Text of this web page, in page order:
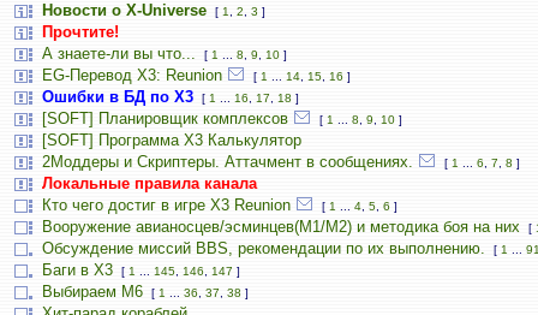
Новости о X-Universe
[ 1 2 3 ]
Прочтите!
А знаете-ли вы что...
[ 1 8 9 10 ]
EG-Перевод X3: Reunion [ 1 14 15 16 ]
Ошибки в БД по Х3 [ 1 16 17 18 ]
[SOFT] Планировщик комплексов [ 1 8 9 10 ]
[SOFT] Программа X3 Калькулятор
2Моддеры и Скриптеры. Аттачмент в сообщениях.
[ 1 6 7 8 ]
Локальные правила канала
Кто чего достиг в игре Х3 Reunion
[ 1 4 5 6 ]
Вооружение авианосцев/эсминцев(М1/М2) и методика боя на них [
Обсуждение миссий BBS, рекомендации по их выполнению. [ 1
Баги в Х3 [ 1 145 146 147 ]
Выбираем M6 [ 1 36 37 38 ]